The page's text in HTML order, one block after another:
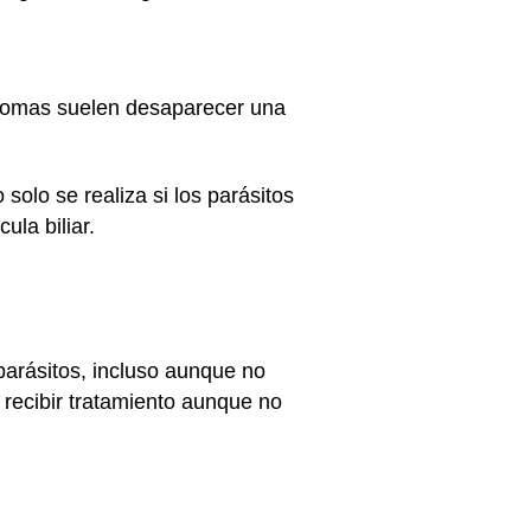
suelen desaparecer una
se realiza si los parásitos
biliar.
incluso aunque no
tratamiento aunque no